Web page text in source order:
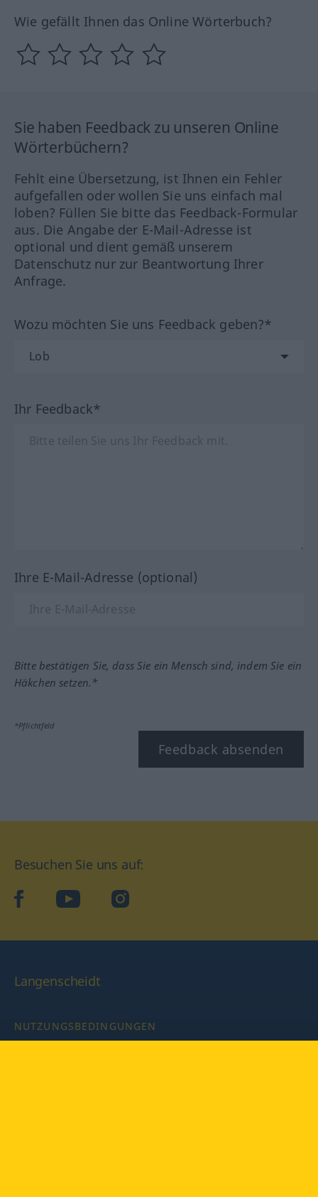
Wie gefällt Ihnen das Online Wörterbuch?
Sie haben Feedback zu unseren Online
Wörterbüchern?
Fehlt eine Übersetzung, ist Ihnen ein Fehler
aufgefallen oder wollen Sie uns einfach mal
loben? Füllen Sie bitte das Feedback-Formular
aus. Die Angabe der E-Mail-Adresse ist
optional und dient gemäß unserem
Datenschutz nur zur Beantwortung Ihrer
Anfrage.
Wozu möchten Sie uns Feedback geben?*
Ihr Feedback*
Ihre E-Mail-Adresse (optional)
Bitte bestätigen Sie, dass Sie ein Mensch sind, indem Sie ein
Häkchen setzen.*
*Pflichtfeld
Feedback absenden
Besuchen Sie uns auf:
facebookYouTube Instagram
Langenscheidt
NUTZUNGSBEDINGUNGEN